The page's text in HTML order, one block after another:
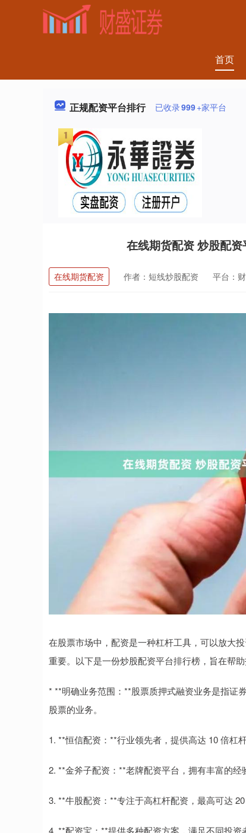
首页
正规配资平台排行 已收录999+家平台
在线期货配资 炒股配
在线期货配资 作者：短线炒股配资 平台：
在股票市场中，配资是一种杠杆工具，可以放大
重要。以下是一份炒股配资平台排行榜，旨在帮
* **明确业务范围：**股票质押式融资业务是指证
股票的业务。
1. **恒信配资：**行业领先者，提供高达 10 倍杠
2. **金斧子配资：**老牌配资平台，拥有丰富的经
3. **牛股配资：**专注于高杠杆配资，最高可达 20
4. **配资宝：**提供多种配资方案，满足不同投资